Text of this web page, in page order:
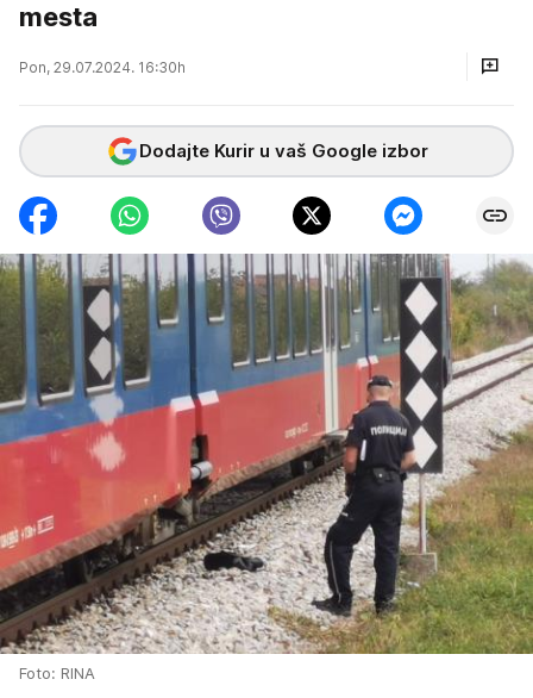
mesta
Pon, 29.07.2024. 16:30h
Dodajte Kurir u vaš Google izbor
Foto: RINA